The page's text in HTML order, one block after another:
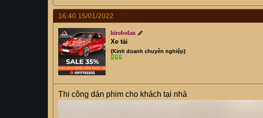
16:40 15/01/2022
hirobofan
Xe tải
{Kinh doanh chuyên nghiệp}
Thi công dán phim cho khách tại nhà